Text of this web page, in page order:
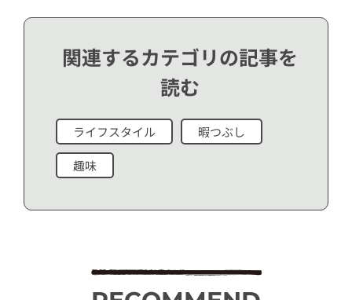
関連するカテゴリの記事を
読む
ライフスタイル 暇つぶし
趣味